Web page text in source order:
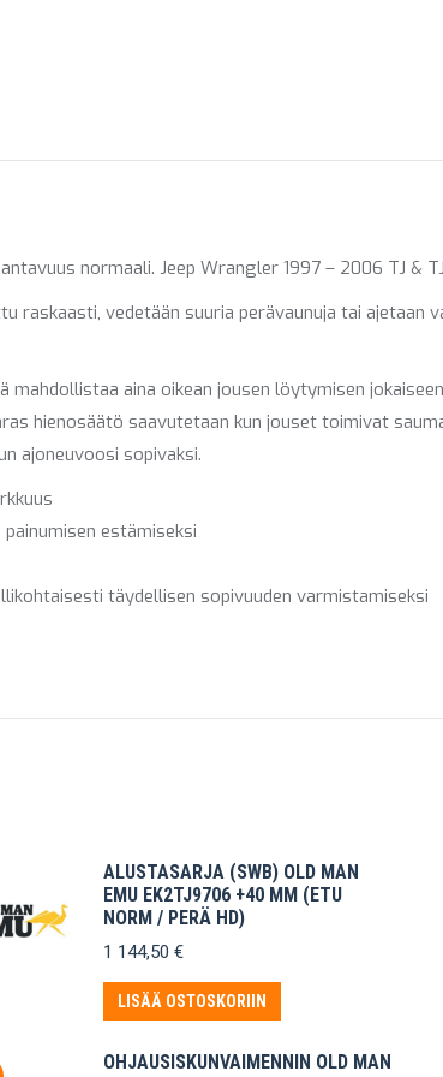
normaali. Jeep Wrangler 1997 – 2006 TJ &
vedetään suuria perävaunuja tai ajetaan
mahdollistaa aina oikean jousen löytymisen
hienosäätö saavutetaan kun jouset toimivat
ajoneuvoosi sopivaksi.
estämiseksi
täydellisen sopivuuden varmistamiseksi
ALUSTASARJA (SWB) OLD MAN
EMU EK2TJ9706 +40 MM (ETU
NORM / PERÄ HD)
1 144,50 €
LISÄÄ OSTOSKORIIN
OHJAUSISKUNVAIMENNIN OLD MAN